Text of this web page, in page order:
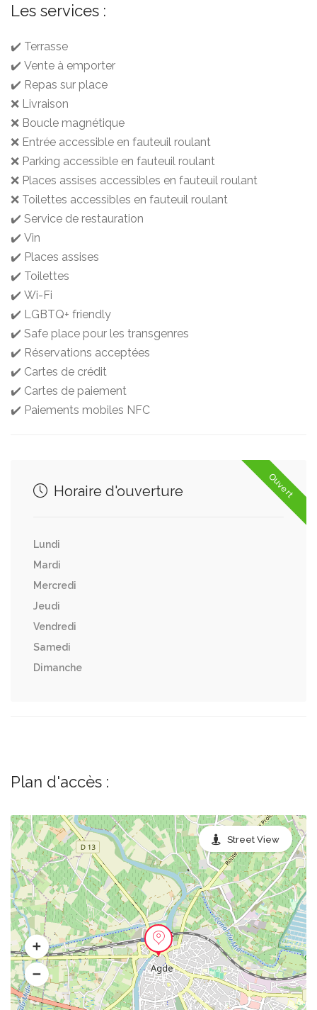
Les services :
✔️ Terrasse
✔️ Vente à emporter
✔️ Repas sur place
❌ Livraison
❌ Boucle magnétique
❌ Entrée accessible en fauteuil roulant
❌ Parking accessible en fauteuil roulant
❌ Places assises accessibles en fauteuil roulant
❌ Toilettes accessibles en fauteuil roulant
✔️ Service de restauration
✔️ Vin
✔️ Places assises
✔️ Toilettes
✔️ Wi-Fi
✔️ LGBTQ+ friendly
✔️ Safe place pour les transgenres
✔️ Réservations acceptées
✔️ Cartes de crédit
✔️ Cartes de paiement
✔️ Paiements mobiles NFC
Ouvert
Horaire d'ouverture
Lundi
Mardi
Mercredi
Jeudi
Vendredi
Samedi
Dimanche
Plan d'accès :
Street View